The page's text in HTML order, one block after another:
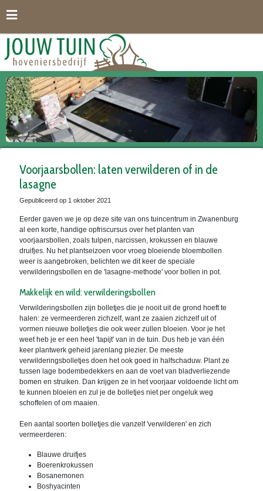
a
Voorjaarsbollen: laten verwilderen of in de
lasagne
Gepubliceerd op 1 oktober 2021
Eerder gaven we je op deze site van ons tuincentrum in Zwanenburg
al een korte, handige opfriscursus over het planten van
voorjaarsbollen, zoals tulpen, narcissen, krokussen en blauwe
druifjes. Nu het plantseizoen voor vroeg bloeiende bloembollen
weer is aangebroken, belichten we dit keer de speciale
verwilderingsbollen en de 'lasagne-methode' voor bollen in pot.
Makkelijk en wild: verwilderingsbollen
Verwilderingsbollen zijn bolletjes die je nooit uit de grond hoeft te
halen: ze vermeerderen zichzelf, want ze zaaien zichzelf uit of
vormen nieuwe bolletjes die ook weer zullen bloeien. Voor je het
weet heb je er een heel 'tapijt' van in de tuin. Dus heb je van één
keer plantwerk geheid jarenlang plezier. De meeste
verwilderingsbolletjes doen het ook goed in halfschaduw. Plant ze
tussen lage bodembedekkers en aan de voet van bladverliezende
bomen en struiken. Dan krijgen ze in het voorjaar voldoende licht om
te kunnen bloeien en zul je de bolletjes niet per ongeluk weg
schoffelen of om maaien.
Een aantal soorten bolletjes die vanzelf 'verwilderen' en zich
vermeerderen:
Blauwe druifjes
Boerenkrokussen
Bosanemonen
Boshyacinten